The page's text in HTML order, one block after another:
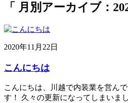
「 月別アーカイブ：
2020年11月22日
こんにちは
こんにちは、川越で内装業を営ん
す！ 久々の更新になってしまいま